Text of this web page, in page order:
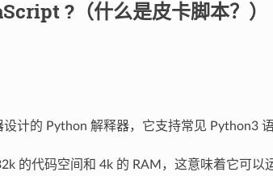
?（什么是皮卡脚本？）
计的 Python 解释器，它支持常见 Python3 语
的代码空间和 4k 的 RAM，这意味着它可